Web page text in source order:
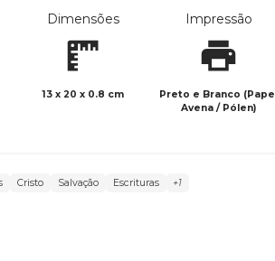
Dimensões
13 x 20 x 0.8 cm
Impressão
Preto e Branco (Papel
Avena / Pólen)
Cristo Salvação Escrituras +1